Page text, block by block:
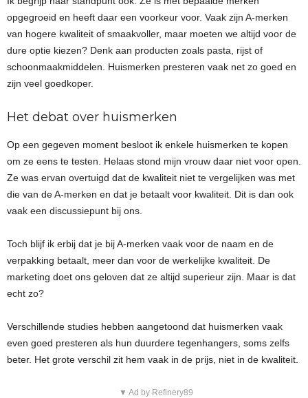
opgegroeid en heeft daar een voorkeur voor. Vaak zijn A-merken
van hogere kwaliteit of smaakvoller, maar moeten we altijd voor de
dure optie kiezen? Denk aan producten zoals pasta, rijst of
schoonmaakmiddelen. Huismerken presteren vaak net zo goed en
zijn veel goedkoper.
Het debat over huismerken
Op een gegeven moment besloot ik enkele huismerken te kopen
om ze eens te testen. Helaas stond mijn vrouw daar niet voor open.
Ze was ervan overtuigd dat de kwaliteit niet te vergelijken was met
die van de A-merken en dat je betaalt voor kwaliteit. Dit is dan ook
vaak een discussiepunt bij ons.
Toch blijf ik erbij dat je bij A-merken vaak voor de naam en de
verpakking betaalt, meer dan voor de werkelijke kwaliteit. De
marketing doet ons geloven dat ze altijd superieur zijn. Maar is dat
echt zo?
Verschillende studies hebben aangetoond dat huismerken vaak
even goed presteren als hun duurdere tegenhangers, soms zelfs
beter. Het grote verschil zit hem vaak in de prijs, niet in de kwaliteit.
▼ Ad by Refinery89